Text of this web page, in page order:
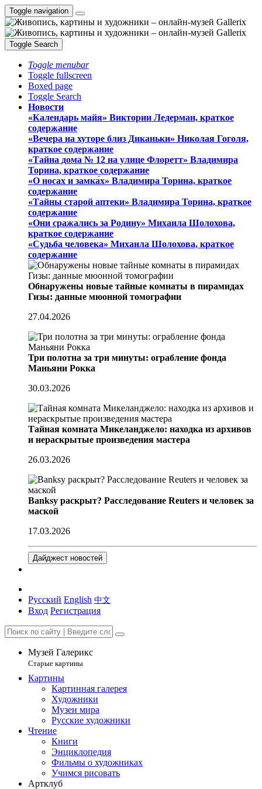
Toggle navigation
Toggle Search
Toggle menubar
Toggle fullscreen
Boxed page
Toggle Search
Новости
«Календарь майя» Виктории Ледерман, краткое
содержание
«Вечера на хуторе близ Диканьки» Николая Гоголя,
краткое содержание
«Тайна дома № 12 на улице Флоретт» Владимира
Торина, краткое содержание
«О носах и замка́х» Владимира Торина, краткое
содержание
«Тайны старой аптеки» Владимира Торина, краткое
содержание
«Они сражались за Родину» Михаила Шолохова,
краткое содержание
«Судьба человека» Михаила Шолохова, краткое
содержание
Обнаружены новые тайные комнаты в пирамидах
Гизы: данные мюонной томографии
27.04.2026
Три полотна за три минуты: ограбление фонда
Маньяни Рокка
30.03.2026
Тайная комната Микеланджело: находка из архивов
и нераскрытые произведения мастера
26.03.2026
Banksy раскрыт? Расследование Reuters и человек за
маской
17.03.2026
Дайджест новостей
Русский English 中文
Вход Регистрация
Музей Галерикс
Старые картины
Картины
Картинная галерея
Художники
Музеи мира
Русские художники
Чтение
Книги
Энциклопедия
Фильмы о художниках
Учимся рисовать
Артклуб